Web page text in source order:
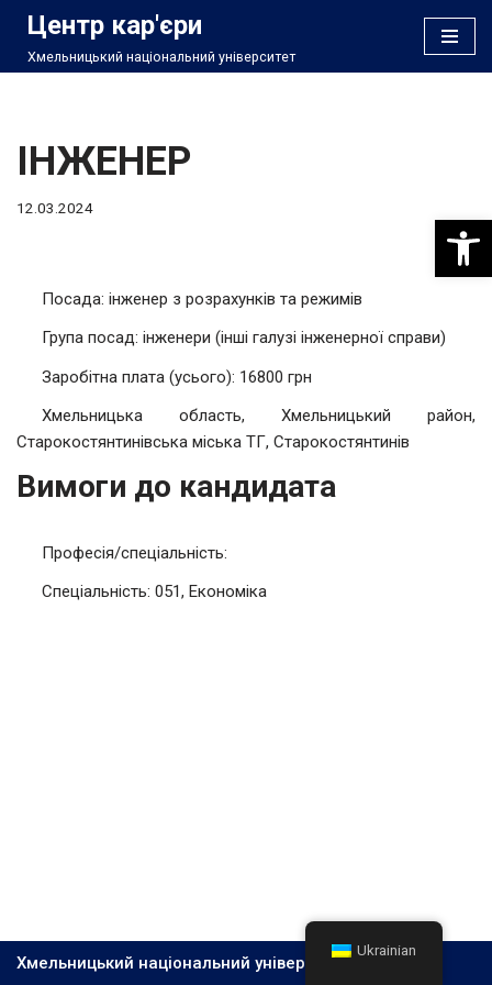
Перейти
Центр кар'єри
Хмельницький національний університет
ІНЖЕНЕР
12.03.2024
Посада: інженер з розрахунків та режимів
Група посад: інженери (інші галузі інженерної справи)
Заробітна плата (усього): 16800 грн
Хмельницька область, Хмельницький район,
Старокостянтинівська міська ТГ, Старокостянтинів
Вимоги до кандидата
Професія/спеціальність:
Спеціальність: 051, Економіка
Хмельницький національний університет, 2026
Ukrainian